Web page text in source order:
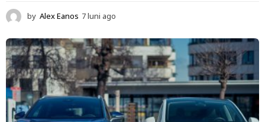
by Alex Eanos 7 luni ago
l
u
n
i
a
g
o